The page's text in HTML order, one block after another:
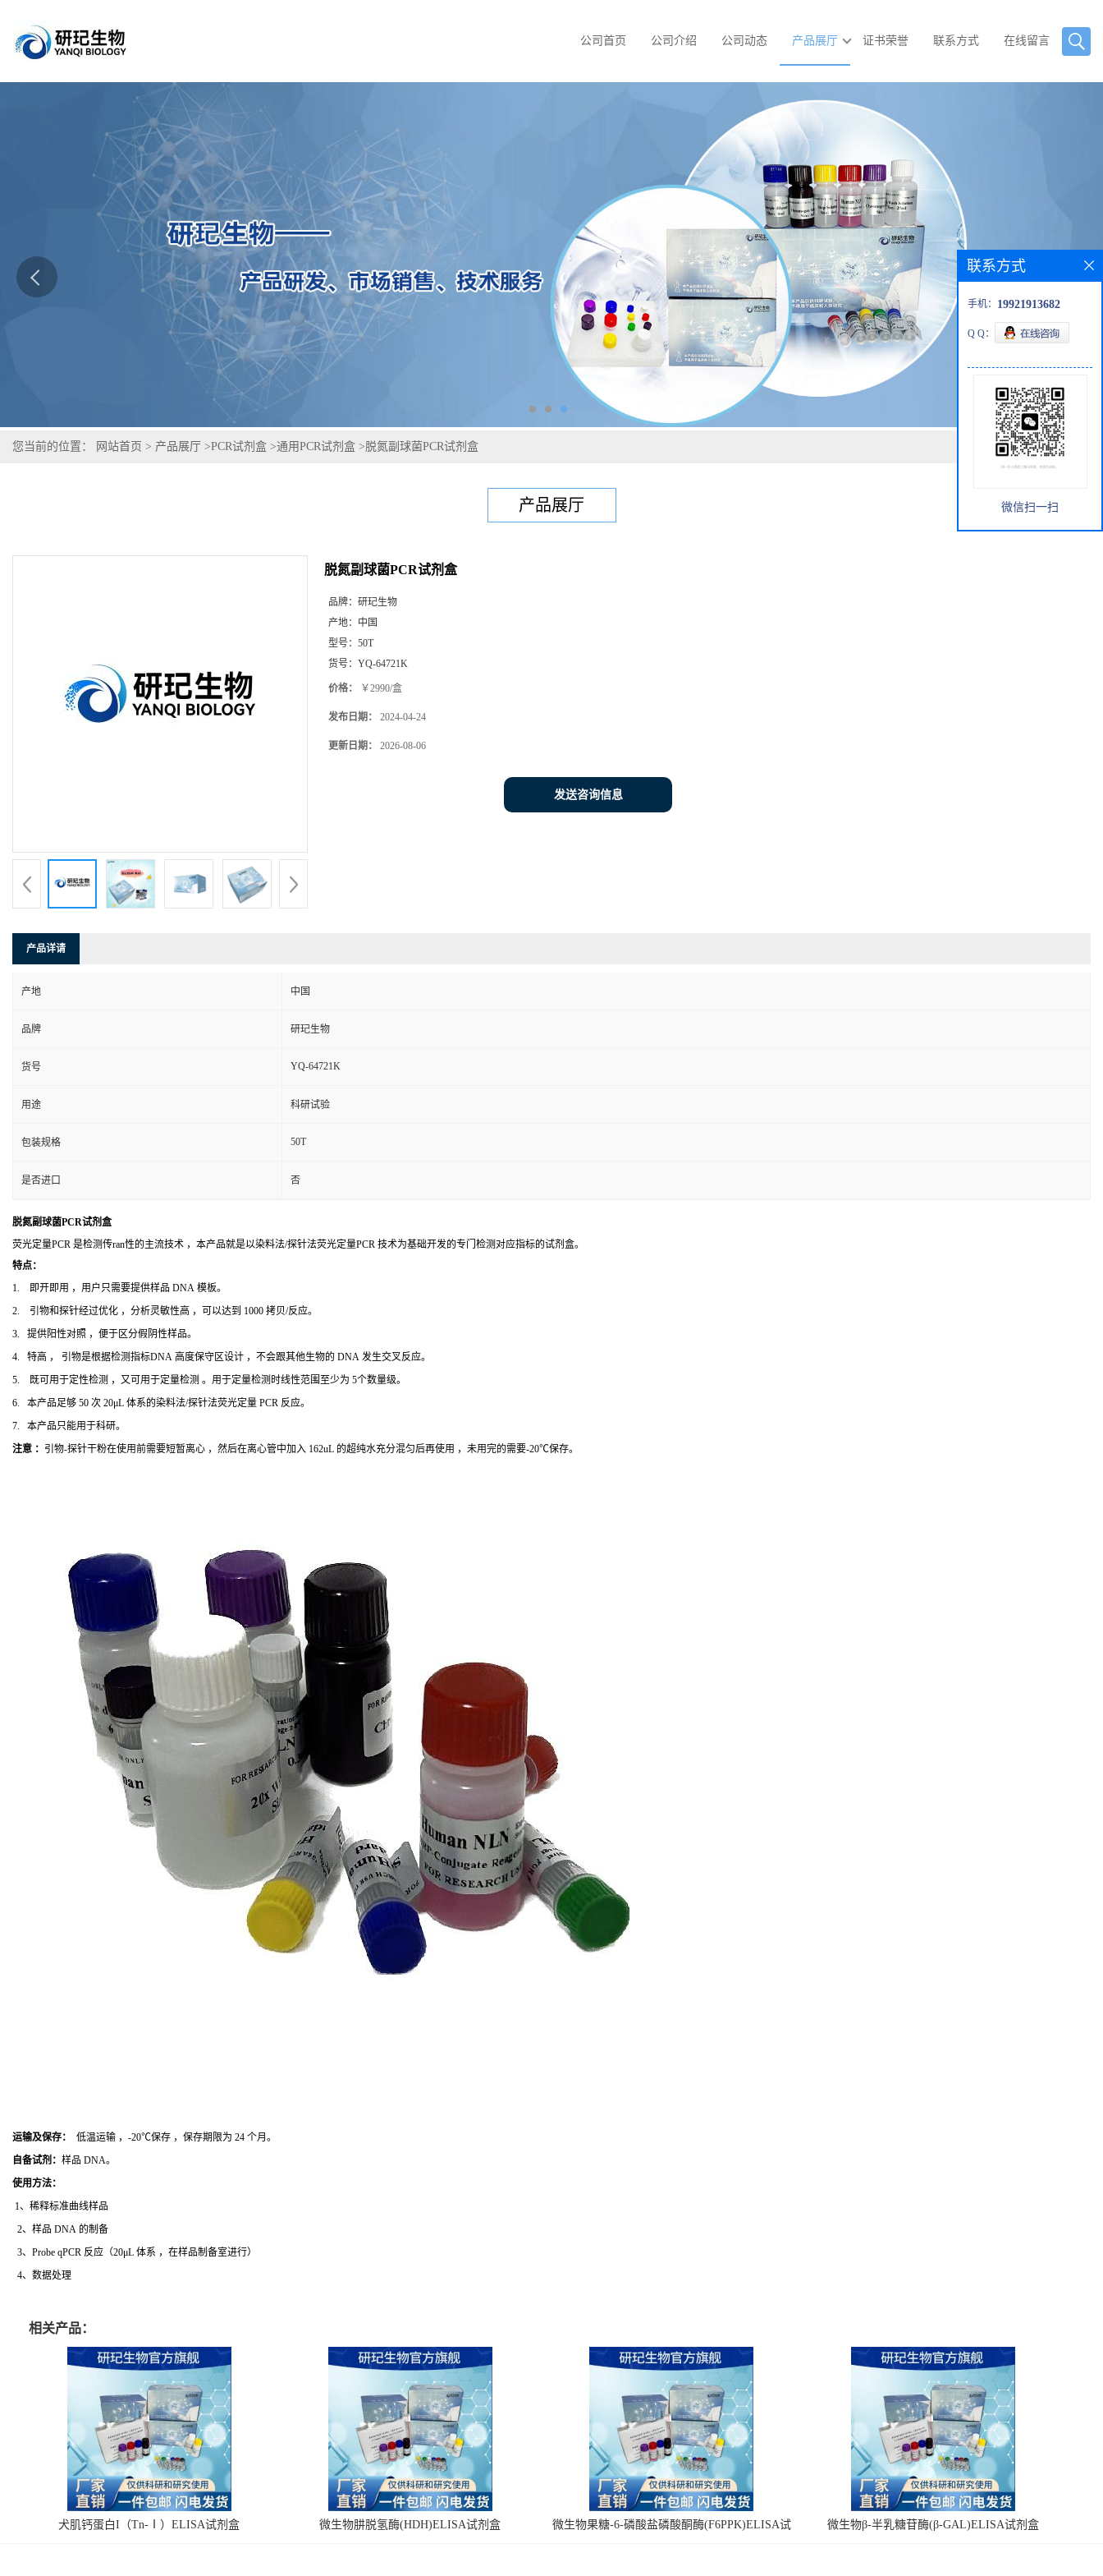
公司首页 公司介绍 公司动态 产品展厅 证书荣誉 联系方式 在线留言
您当前的位置： 网站首页 > 产品展厅 >PCR试剂盒 >通用PCR试剂盒 >脱氮副球菌PCR试剂盒
产品展厅
脱氮副球菌PCR试剂盒
品牌： 研玘生物
产地： 中国
型号： 50T
货号： YQ-64721K
价格： ￥2990/盒
发布日期： 2024-04-24
更新日期： 2026-08-06
发送咨询信息
产品详请
产地 中国
品牌 研玘生物
货号 YQ-64721K
用途 科研试验
包装规格 50T
是否进口 否
脱氮副球菌PCR试剂盒
荧光定量PCR 是检测传ran性的主流技术 ，本产品就是以染料法/探针法荧光定量PCR 技术为基础开发的专门检测对应指标的试剂盒。
特点：
1. 即开即用 ，用户只需要提供样品 DNA 模板。
2. 引物和探针经过优化 ，分析灵敏性高 ，可以达到 1000 拷贝/反应。
3. 提供阳性对照 ，便于区分假阴性样品。
4. 特高 ， 引物是根据检测指标DNA 高度保守区设计 ，不会跟其他生物的 DNA 发生交叉反应。
5. 既可用于定性检测 ，又可用于定量检测 。用于定量检测时线性范围至少为 5个数量级。
6. 本产品足够 50 次 20μL 体系的染料法/探针法荧光定量 PCR 反应。
7. 本产品只能用于科研。
注意 ： 引物-探针干粉在使用前需要短暂离心 ，然后在离心管中加入 162uL 的超纯水充分混匀后再使用 ，未用完的需要-20℃保存。
运输及保存：
低温运输 ，-20℃保存 ，保存期限为 24 个月。
自备试剂： 样品 DNA。
使用方法：
1、稀释标准曲线样品
2、样品 DNA 的制备
3、Probe qPCR 反应（20μL 体系 ，在样品制备室进行）
4、数据处理
相关产品：
犬肌钙蛋白I（Tn-Ⅰ）ELISA试剂盒 微生物肼脱氢酶(HDH)ELISA试剂盒
微生物果糖-6-磷酸盐磷酸酮酶(F6PPK)ELISA试
微生物β-半乳糖苷酶(β-GAL)ELISA试剂盒
联系方式
手机： 19921913682
Q Q：
微信扫一扫